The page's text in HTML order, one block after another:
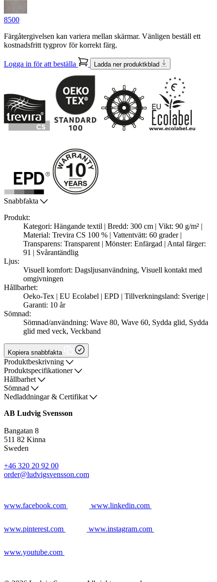
8500
Färgåtergivelsen kan variera mellan skärmar. Vänligen beställ ett
kostnadsfritt tygprov för korrekt färg.
Logga in för att beställa Ladda ner produktkblad
Snabbfakta
Produkt:
Kategori: Hängande textil | Bredd: 300 cm | Vikt: 90 g/m² |
Material: Trevira CS 100 % | Vattentvätt: 60 grader |
Transparens: Transparent | Mönster: Enfärgad | Antal färger:
91 | Svårantändlig
Ljus:
Visuell komfort: Dagsljusanvändning, Visuell kontakt med
omgivningen
Hållbarhet:
Oeko-Tex | EU Ecolabel | EPD | Tillverkningsland: Sverige |
Garanti: 10 år
Sömnad:
Sömnad/användning: Wave 80, Wave 60, Sydda glid, Sydda
glid med veck, Veckband
Kopiera snabbfakta
Produktbeskrivning
Produktspecifikationer
Hållbarhet
Sömnad
Nedladdningar & Certifikat
AB Ludvig Svensson
Bangatan 8
511 82 Kinna
Sweden
+46 320 20 92 00
order@ludvigsvensson.com
www.facebook.com www.linkedin.com
www.pinterest.com www.instagram.com
www.youtube.com